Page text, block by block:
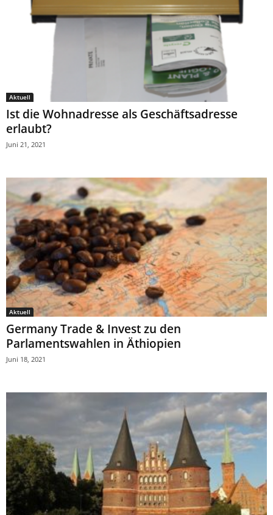
Aktuell
Ist die Wohnadresse als Geschäftsadresse
erlaubt?
Juni 21, 2021
Aktuell
Germany Trade & Invest zu den
Parlamentswahlen in Äthiopien
Juni 18, 2021